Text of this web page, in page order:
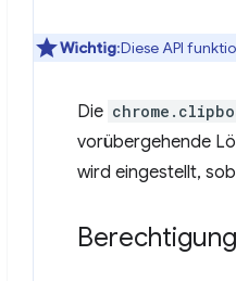
Wichtig:Diese API
Die
vorübergehende
wird eingestellt,